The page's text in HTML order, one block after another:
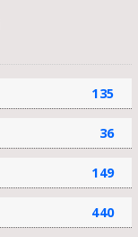
135
36
149
440